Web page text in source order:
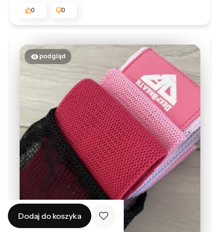
0
0
podgląd
Dodaj do koszyka